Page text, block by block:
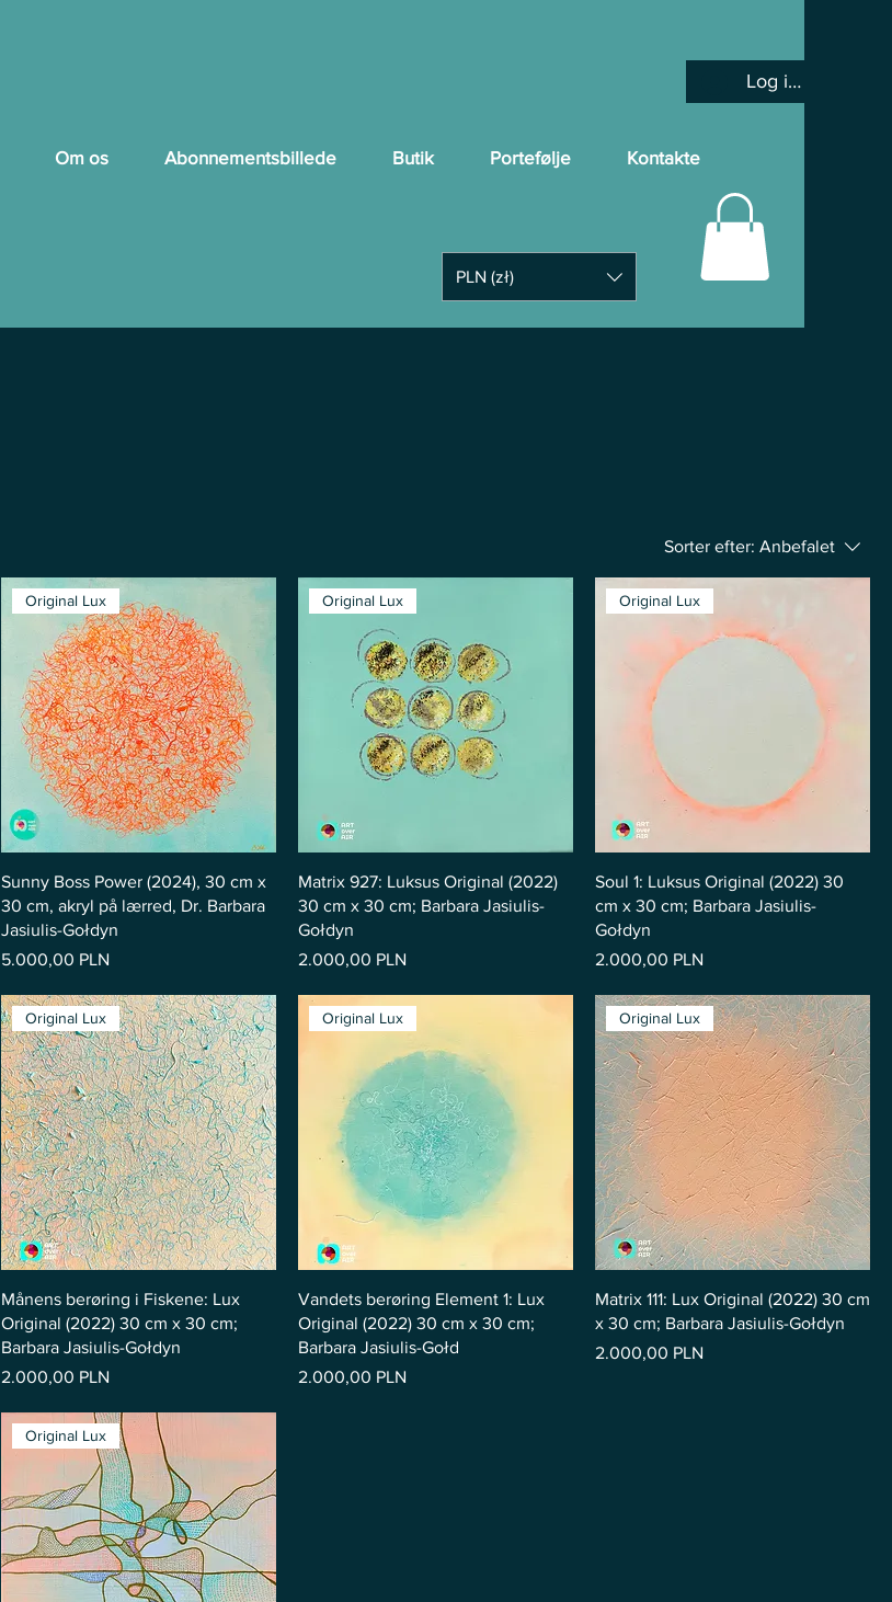
Om os Abonnementsbillede Butik Portefølje Kontakte
Log ind
PLN (zł)
Sorter efter: Anbefalet
Original Lux
Sunny Boss Power (2024), 30 cm x
30 cm, akryl på lærred, Dr. Barbara
Jasiulis-Gołdyn
Pris
5.000,00 PLN
Original Lux
Matrix 927: Luksus Original (2022)
30 cm x 30 cm; Barbara Jasiulis-
Gołdyn
Pris
2.000,00 PLN
Original Lux
Soul 1: Luksus Original (2022) 30
cm x 30 cm; Barbara Jasiulis-
Gołdyn
Pris
2.000,00 PLN
Original Lux
Månens berøring i Fiskene: Lux
Original (2022) 30 cm x 30 cm;
Barbara Jasiulis-Gołdyn
Pris
2.000,00 PLN
Original Lux
Vandets berøring Element 1: Lux
Original (2022) 30 cm x 30 cm;
Barbara Jasiulis-Gołd
Pris
2.000,00 PLN
Original Lux
Matrix 111: Lux Original (2022) 30 cm
x 30 cm; Barbara Jasiulis-Gołdyn
Pris
2.000,00 PLN
Original Lux